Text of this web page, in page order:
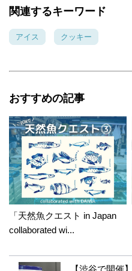
関連するキーワード
アイス クッキー
おすすめの記事
「天然魚クエスト in Japan
collaborated wi...
【渋谷で開催